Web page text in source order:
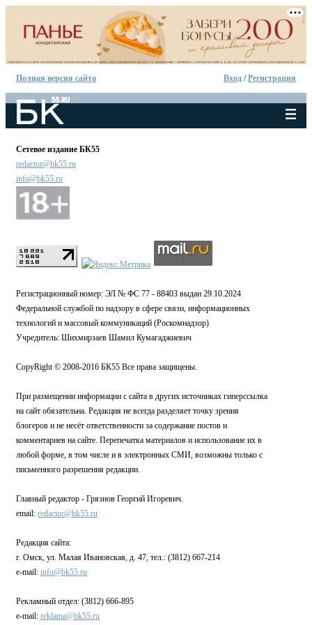
Полная версия сайта Вход /Регистрация
Сетевое издание БК55
redactor@bk55.ru
info@bk55.ru
Регистрационный номер: ЭЛ № ФС 77 - 88403 выдан 29.10.2024
Федеральной службой по надзору в сфере связи, информационных
технологий и массовый коммуникаций (Роскомнадзор)
Учредитель: Шихмирзаев Шамил Кумагаджиевич
CopyRight © 2008-2016 БК55 Все права защищены.
При размещении информации с сайта в других источниках гиперссылка
на сайт обязательна. Редакция не всегда разделяет точку зрения
блогеров и не несёт ответственности за содержание постов и
комментариев на сайте. Перепечатка материалов и использование их в
любой форме, в том числе и в электронных СМИ, возможны только с
письменного разрешения редакции.
Главный редактор - Грязнов Георгий Игоревич.
email: redactor@bk55.ru
Редакция сайта:
г. Омск, ул. Малая Ивановская, д. 47, тел.: (3812) 667-214
e-mail: info@bk55.ru
Рекламный отдел: (3812) 666-895
e-mail: reklama@bk55.ru